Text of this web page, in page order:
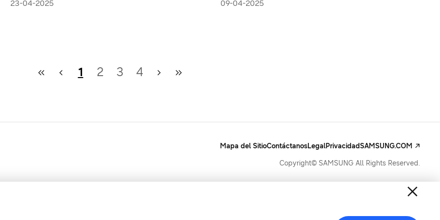
educativas
23-04-2025
Inteligencia Artificial en el Salvador
09-04-2025
1 2 3 4
Mapa del SitioContáctanosLegalPrivacidadSAMSUNG.COM
Copyright© SAMSUNG All Rights Reserved.